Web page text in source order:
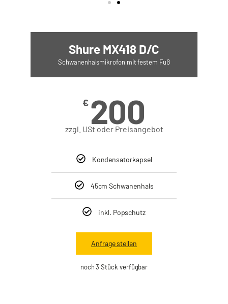
Shure MX418 D/C
Schwanenhalsmikrofon mit festem Fuß
€ 200
zzgl. USt oder Preisangebot
Kondensatorkapsel
45cm Schwanenhals
inkl. Popschutz
Anfrage stellen
noch 3 Stück verfügbar